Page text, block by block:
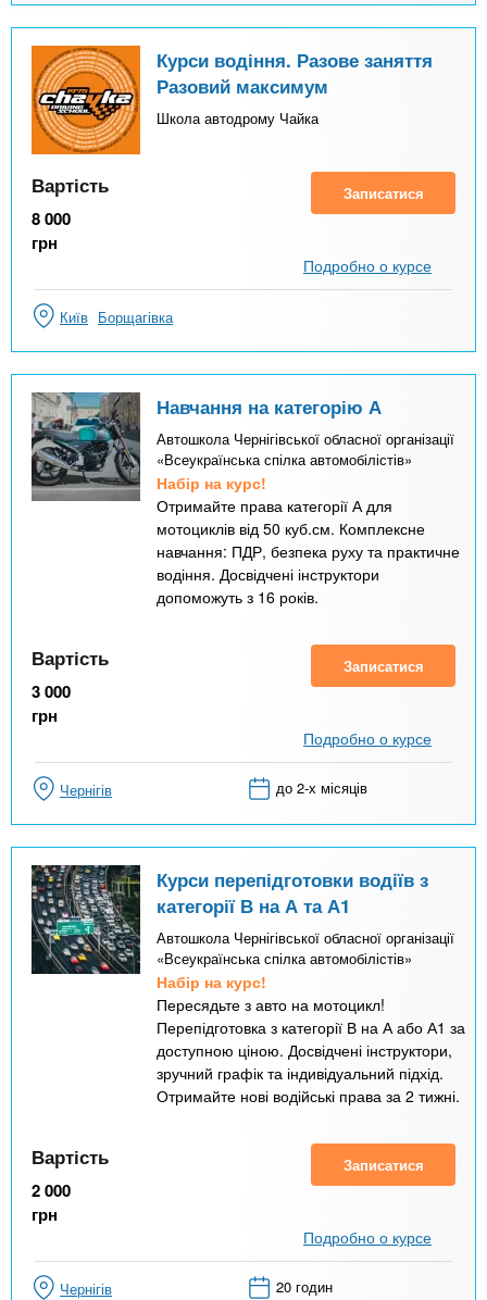
Курси водіння. Разове заняття
Разовий максимум
Школа автодрому Чайка
Вартість
8 000
грн
Записатися
Подробно о курсе
Київ Борщагівка
Навчання на категорію А
Автошкола Чернігівської обласної організації
«Всеукраїнська спілка автомобілістів»
Набір на курс!
Отримайте права категорії А для
мотоциклів від 50 куб.см. Комплексне
навчання: ПДР, безпека руху та практичне
водіння. Досвідчені інструктори
допоможуть з 16 років.
Вартість
3 000
грн
Записатися
Подробно о курсе
Чернігів до 2-х місяців
Курси перепідготовки водіїв з
категорії В на А та А1
Автошкола Чернігівської обласної організації
«Всеукраїнська спілка автомобілістів»
Набір на курс!
Пересядьте з авто на мотоцикл!
Перепідготовка з категорії В на А або А1 за
доступною ціною. Досвідчені інструктори,
зручний графік та індивідуальний підхід.
Отримайте нові водійські права за 2 тижні.
Вартість
2 000
грн
Записатися
Подробно о курсе
Чернігів 20 годин